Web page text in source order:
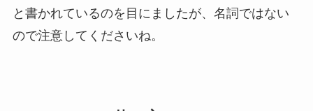
と書かれているのを目にましたが、名詞ではない
ので注意してくださいね。